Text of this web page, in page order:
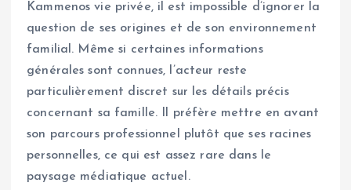
Kammenos vie privée, il est impossible d’ignorer la
question de ses origines et de son environnement
familial. Même si certaines informations
générales sont connues, l’acteur reste
particulièrement discret sur les détails précis
concernant sa famille. Il préfère mettre en avant
son parcours professionnel plutôt que ses racines
personnelles, ce qui est assez rare dans le
paysage médiatique actuel.